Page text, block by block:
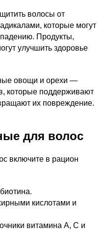
волосы от
которые могут
Продукты,
улучшить здоровье
овощи и орехи —
которые поддерживают
их повреждение.
для волос
включите в рацион
кислотами и
витамина A, C и